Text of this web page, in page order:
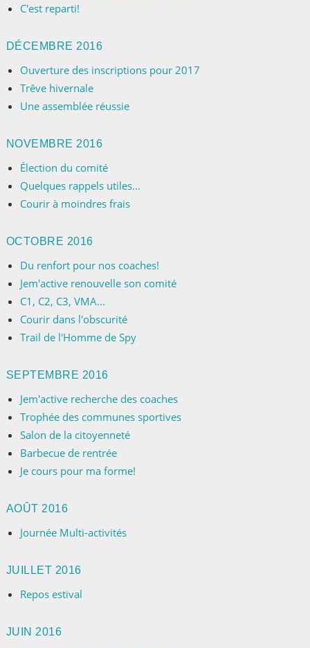
C'est reparti!
DÉCEMBRE 2016
Ouverture des inscriptions pour 2017
Trêve hivernale
Une assemblée réussie
NOVEMBRE 2016
Élection du comité
Quelques rappels utiles...
Courir à moindres frais
OCTOBRE 2016
Du renfort pour nos coaches!
Jem'active renouvelle son comité
C1, C2, C3, VMA...
Courir dans l'obscurité
Trail de l'Homme de Spy
SEPTEMBRE 2016
Jem'active recherche des coaches
Trophée des communes sportives
Salon de la citoyenneté
Barbecue de rentrée
Je cours pour ma forme!
AOÛT 2016
Journée Multi-activités
JUILLET 2016
Repos estival
JUIN 2016